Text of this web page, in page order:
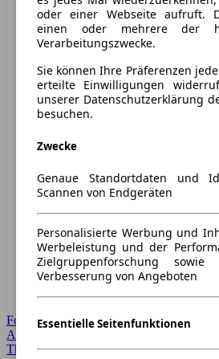
Forum Startseite
Alle Auto-Foren
Themen-Forum
oder einer Webseite aufruft.
einen oder mehrere der
Verarbeitungszwecke.
Sie können Ihre Präferenzen
erteilte Einwilligungen
unserer Datenschutzerklärung
besuchen.
Zwecke
Genaue Standortdaten und
Scannen von Endgeräten
Personalisierte Werbung und
Werbeleistung und der
Zielgruppenforschung
Verbesserung von Angeboten
Essentielle Seitenfunktionen